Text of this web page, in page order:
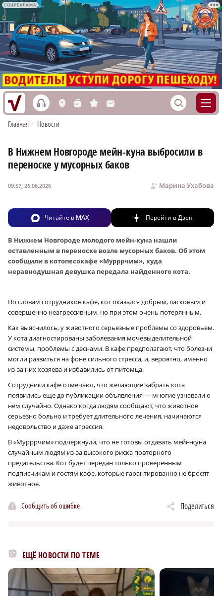
СОЦРЕКЛАМА
h L n s M S
Главная • Новости
В Нижнем Новгороде мейн-куна выбросили в
переноске у мусорных баков
Марина Ухабова
09:57, 26.06.2026
Читайте в MAX Перейти вДзен
В Нижнем Новгороде молодого мейн-куна нашли
оставленным в переноске возле мусорных баков. Об этом
сообщили в котопесокафе «Мурррчим», куда
неравнодушная девушка передала найденного кота.
По словам сотрудников кафе, кот оказался добрым, ласковым и
совершенно неагрессивным, но при этом очень потерянным.
Как выяснилось, у животного серьезные проблемы со здоровьем.
У кота диагностированы заболевания мочевыделительной
системы, проблемы с деснами. В кафе предполагают, что болезни
могли развиться на фоне сильного стресса, и, вероятно, именно
из-за них хозяева и избавились от питомца.
Сотрудники кафе отмечают, что желающие забрать кота
появились еще до публикации объявления — многие узнавали о
нем случайно. Однако когда людям сообщают, что животное
серьезно больно и требует длительного лечения, начинаются
недовольство и даже агрессия.
В «Мурррчим» подчеркнули, что не готовы отдавать мейн-куна
случайным людям из-за высокого риска повторного
предательства. Кот будет передан только проверенным
подписчикам и гостям кафе, которые гарантированно не бросят
животное.
Сообщить об ошибке Поделиться
ЕЩЁ НОВОСТИ ПО ТЕМЕ